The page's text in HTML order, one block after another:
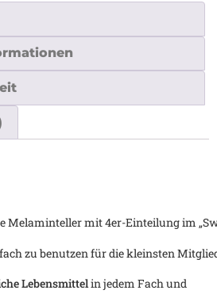
Melaminteller mit 4er-Einteilung im
zu benutzen für die kleinsten
Lebensmittelin jedem Fach und